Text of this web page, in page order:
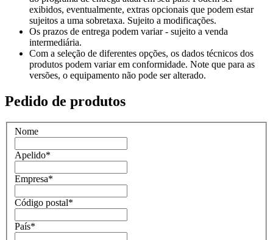
exibidos, eventualmente, extras opcionais que podem estar
sujeitos a uma sobretaxa. Sujeito a modificações.
Os prazos de entrega podem variar - sujeito a venda
intermediária.
Com a seleção de diferentes opções, os dados técnicos dos
produtos podem variar em conformidade. Note que para as
versões, o equipamento não pode ser alterado.
Pedido de produtos
Nome
Apelido*
Empresa*
Código postal*
País*